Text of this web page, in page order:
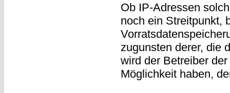
Ob IP-Adressen
noch ein Streitpunkt,
zugunsten derer, die
wird der Betreiber
Möglichkeit haben,